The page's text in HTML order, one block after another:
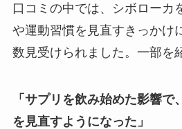
口コミの中では、シボローカ
や運動習慣を見直すきっかけ
数見受けられました。一部を
「サプリを飲み始めた影響で
を見直すようになった」